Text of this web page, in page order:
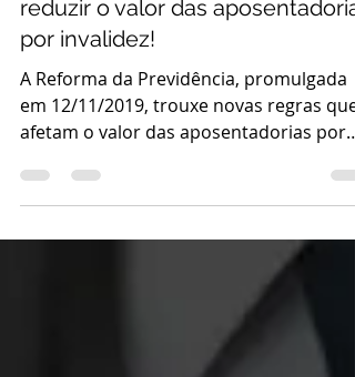
Nova regra de cálculo pode
reduzir o valor das
por invalidez!
A Reforma da Previdência, promulgada
afetam o valor das aposentadorias por
invalidez, agora...